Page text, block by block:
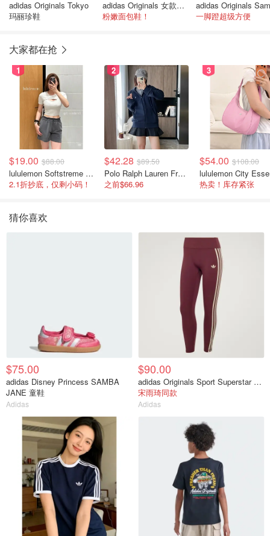
adidas Originals Tokyo
玛丽珍鞋
adidas Originals 女款面包鞋
粉嫩面包鞋！
一脚蹬超级方便
大家都在抢
1
$19.00 $88.00
lululemon Softstreme 女士高腰短裤 10cm
2.1折抄底，仅剩小码！
2
$42.28 $89.50
Polo Ralph Lauren French Terry 女童连帽卫衣 7-16码
之前$66.96
3
$54.00 $108.00
热卖！库存紧张
猜你喜欢
$75.00
adidas Disney Princess SAMBA
JANE 童鞋
Adidas
$90.00
adidas Originals Sport Superstar 7/8紧身裤
宋雨琦同款
Adidas